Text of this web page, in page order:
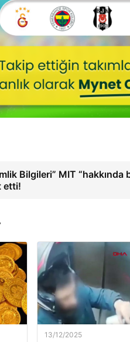
Bilgileri” MIT “hakkında
etti!
13/12/2025